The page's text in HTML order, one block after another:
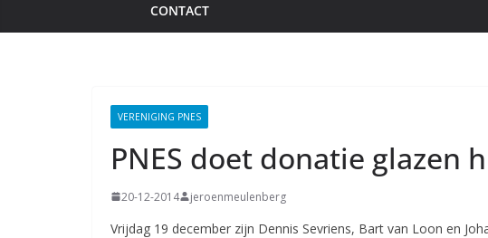
CONTACT
VERENIGING PNES
PNES doet donatie glazen
20-12-2014 jeroenmeulenberg
Vrijdag 19 december zijn Dennis Sevriens, Bart van Loon en